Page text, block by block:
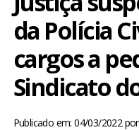
POMBAL E REGIÃO
PARAÍBA
da Polícia
cargos a
Sindicato
Publicado em: 04/03/2022por